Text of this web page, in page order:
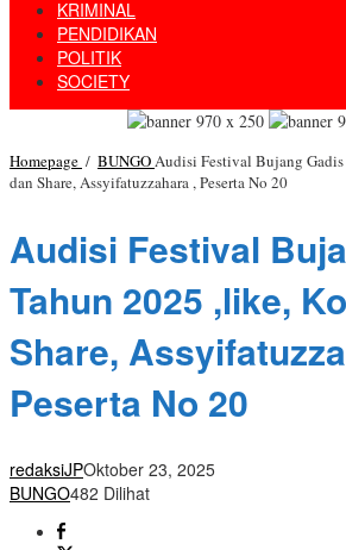
KRIMINAL
PENDIDIKAN
POLITIK
SOCIETY
Homepage / BUNGOAudisi Festival Bujang
dan Share, Assyifatuzzahara , Peserta No 20
Audisi Festival
Tahun 2025 ,like,
Share,
Peserta No 20
redaksiJPOktober 23, 2025
BUNGO482 Dilihat